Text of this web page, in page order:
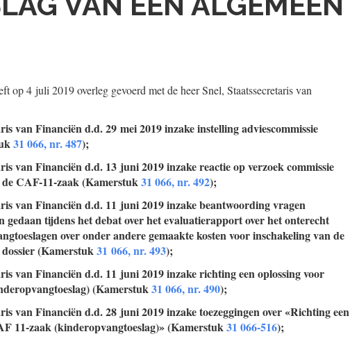
op 4 juli 2019 overleg gevoerd met de heer Snel, Staatssecretaris van
van Financiën d.d. 29 mei 2019 inzake instelling adviescommissie
31 066, nr. 487);
van Financiën d.d. 13 juni 2019 inzake reactie op verzoek commissie
CAF-11-zaak (Kamerstuk31 066, nr. 492);
van Financiën d.d. 11 juni 2019 inzake beantwoording vragen
gedaan tijdens het debat over het evaluatierapport over het onterecht
over onder andere gemaakte kosten voor inschakeling van de
(Kamerstuk31 066, nr. 493);
van Financiën d.d. 11 juni 2019 inzake richting een oplossing voor
(Kamerstuk31 066, nr. 490);
van Financiën d.d. 28 juni 2019 inzake toezeggingen over «Richting een
11-zaak (kinderopvangtoeslag)» (Kamerstuk31 066-516);